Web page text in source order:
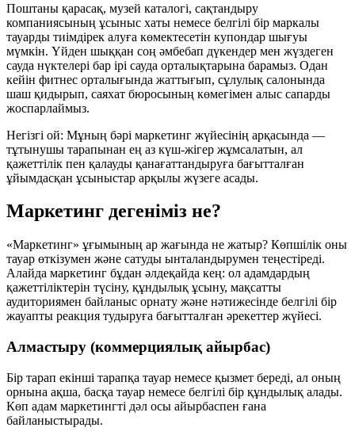
Поштаны қарасақ, музей каталогі, сақтандыру
компаниясының ұсыныс хаты немесе белгілі бір маркалы
тауарды тиімдірек алуға көмектесетін купондар шығуы
мүмкін. Үйден шыққан соң әмбебап дүкендер мен жүздеген
сауда нүктелері бар ірі сауда орталықтарына барамыз. Одан
кейін фитнес орталығында жаттығып, сұлулық салонында
шаш қидырып, саяхат бюросының көмегімен алыс сапарды
жоспарлаймыз.
Негізгі ой: Мұның бәрі маркетинг жүйесінің арқасында —
тұтынушы тарапынан ең аз күш-жігер жұмсалатын, ал
қажеттілік пен қалауды қанағаттандыруға бағытталған
ұйымдасқан ұсыныстар арқылы жүзеге асады.
Маркетинг дегеніміз не?
«Маркетинг» ұғымының ар жағында не жатыр? Көпшілік оны
тауар өткізумен және сатуды ынталандырумен теңестіреді.
Алайда маркетинг бұдан әлдеқайда кең: ол адамдардың
қажеттіліктерін түсіну, құндылық ұсыну, мақсатты
аудиториямен байланыс орнату және нәтижесінде белгілі бір
жауапты реакция тудыруға бағытталған әрекеттер жүйесі.
Алмастыру (коммерциялық айырбас)
Бір тарап екінші тарапқа тауар немесе қызмет береді, ал оның
орнына ақша, басқа тауар немесе белгілі бір құндылық алады.
Көп адам маркетингті дәл осы айырбаспен ғана
байланыстырады.